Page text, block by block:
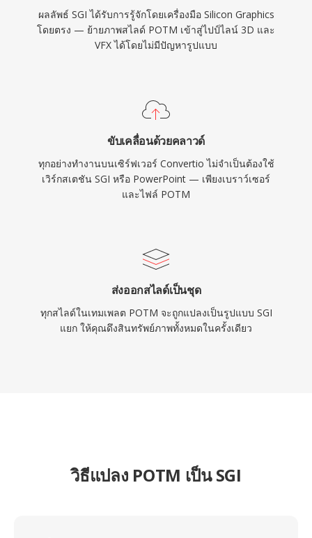
ผลลัพธ์ SGI ได้รับการรู้จักโดยเครื่องมือ Silicon Graphics
โดยตรง — ย้ายภาพสไลด์ POTM เข้าสู่ไปป์ไลน์ 3D และ
VFX ได้โดยไม่มีปัญหารูปแบบ
ขับเคลื่อนด้วยคลาวด์
ทุกอย่างทำงานบนเซิร์ฟเวอร์ Convertio ไม่จำเป็นต้องใช้
เวิร์กสเตชัน SGI หรือ PowerPoint — เพียงเบราว์เซอร์
และไฟล์ POTM
ส่งออกสไลด์เป็นชุด
ทุกสไลด์ในเทมเพลต POTM จะถูกแปลงเป็นรูปแบบ SGI
แยก ให้คุณดึงสินทรัพย์ภาพทั้งหมดในครั้งเดียว
วิธีแปลง POTM เป็น SGI